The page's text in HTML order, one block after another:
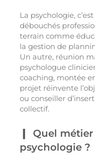
La psychologie,
débouchés
terrain comme
la gestion de
Un autre, réunion
psychologue
coaching, montée
projet réinvente
ou conseiller
collectif.
Quel
psychologie ?